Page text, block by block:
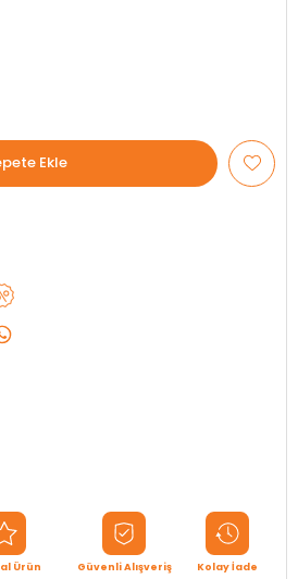
Ürün Güvenli Alışveriş Kolay İade